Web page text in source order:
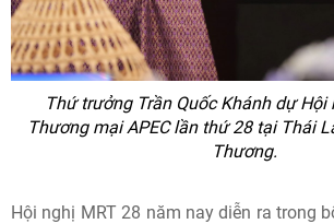
Thứ trưởng Trần Quốc Khánh dự Hội
Thương mại APEC lần thứ 28 tại Thái
Thương.
Hội nghị MRT 28 năm nay diễn ra trong